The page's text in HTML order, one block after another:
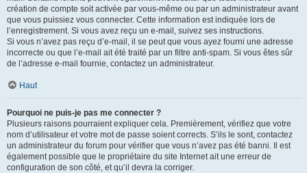
création de compte soit activée par vous-même ou par un administrateur avant
que vous puissiez vous connecter. Cette information est indiquée lors de
l’enregistrement. Si vous avez reçu un e-mail, suivez ses instructions.
Si vous n’avez pas reçu d’e-mail, il se peut que vous ayez fourni une adresse
incorrecte ou que l’e-mail ait été traité par un filtre anti-spam. Si vous êtes sûr
de l’adresse e-mail fournie, contactez un administrateur.
Haut
Pourquoi ne puis-je pas me connecter ?
Plusieurs raisons pourraient expliquer cela. Premièrement, vérifiez que votre
nom d’utilisateur et votre mot de passe soient corrects. S’ils le sont, contactez
un administrateur du forum pour vérifier que vous n’avez pas été banni. Il est
également possible que le propriétaire du site Internet ait une erreur de
configuration de son côté, et qu’il devra la corriger.